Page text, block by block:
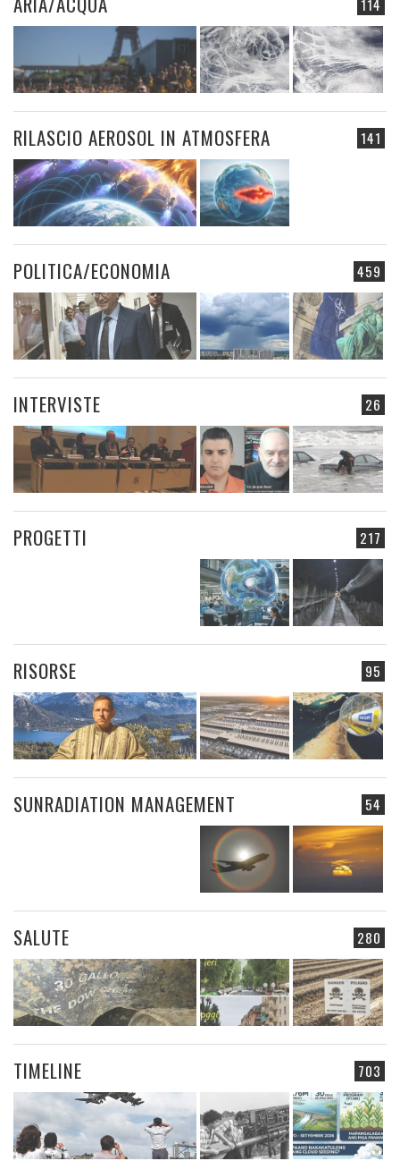
114
141
RILASCIO AEROSOL IN ATMOSFERA
459
POLITICA/ECONOMIA
26
INTERVISTE
217
PROGETTI
95
RISORSE
54
SUNRADIATION MANAGEMENT
280
SALUTE
703
TIMELINE